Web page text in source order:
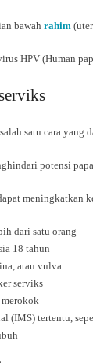
bawah rahim
HPV (Human
satu cara yang
potensi
meningkatkan
dari satu orang
18 tahun
atau vulva
serviks
merokok
(IMS) tertentu,